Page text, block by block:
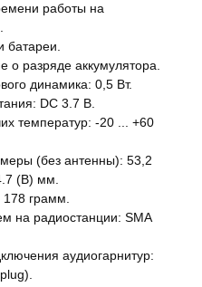
работы на
батареи.
о разряде аккумулятора.
динамика: 0,5 Вт.
DC 3.7 В.
температур: -20 ... +60
(без антенны): 53,2
(В) мм.
грамм.
на радиостанции: SMA
аудиогарнитур: